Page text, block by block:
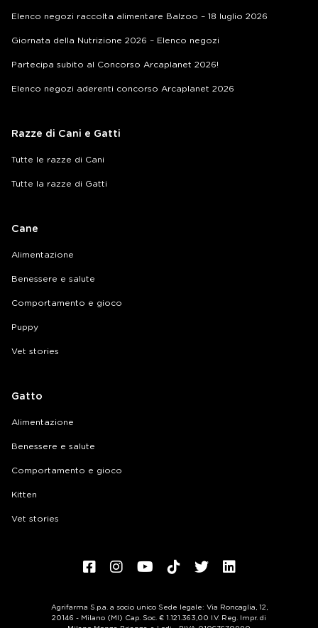
Elenco negozi raccolta alimentare Balzoo – 18 luglio 2026
Giornata della Nutrizione 2026 – Elenco negozi
Partecipa subito al Concorso Arcaplanet 2026!
Elenco negozi aderenti concorso Arcaplanet 2026
Razze di Cani e Gatti
Tutte le razze di Cani
Tutte la razze di Gatti
Cane
Alimentazione
Benessere e salute
Comportamento e gioco
Puppy
Vet stories
Gatto
Alimentazione
Benessere e salute
Comportamento e gioco
Kitten
Vet stories
Agrifarma S.p.a. a socio unico Sede legale: Via Roncaglia, 12,
20146 - Milano (MI) Cap. Soc. € 1.121.363,00 I.V. Reg. Impr. di